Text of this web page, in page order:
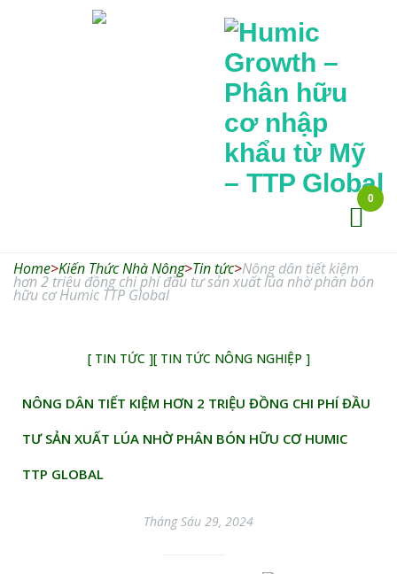
Phân hữu cơ
Global
0
Home>Kiến Thức Nhà Nông>Tin tức>Nông dân tiết kiệm
hơn 2 triệu đồng chi phí đầu tư sản xuất lúa nhờ phân bón
hữu cơ Humic TTP Global
[ TIN TỨC ][ TIN TỨC NÔNG NGHIỆP ]
NÔNG DÂN TIẾT KIỆM HƠN 2 TRIỆU ĐỒNG CHI PHÍ ĐẦU
TƯ SẢN XUẤT LÚA NHỜ PHÂN BÓN HỮU CƠ HUMIC
TTP GLOBAL
Tháng Sáu 29, 2024